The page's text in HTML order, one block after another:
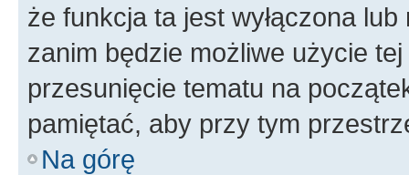
że funkcja ta jest wyłączona
zanim będzie możliwe użycie
przesunięcie tematu na
pamiętać, aby przy tym
Na górę